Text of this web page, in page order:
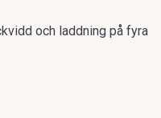
och laddning på fyra